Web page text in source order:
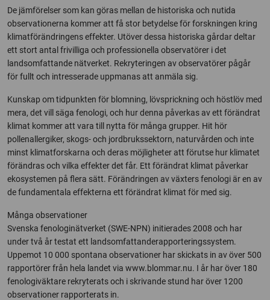
De jämförelser som kan göras mellan de historiska och nutida
observationerna kommer att få stor betydelse för forskningen kring
klimatförändringens effekter. Utöver dessa historiska gårdar deltar
ett stort antal frivilliga och professionella observatörer i det
landsomfattande nätverket. Rekryteringen av observatörer pågår
för fullt och intresserade uppmanas att anmäla sig.
Kunskap om tidpunkten för blomning, lövsprickning och höstlöv med
mera, det vill säga fenologi, och hur denna påverkas av ett förändrat
klimat kommer att vara till nytta för många grupper. Hit hör
pollenallergiker, skogs- och jordbrukssektorn, naturvården och inte
minst klimatforskarna och deras möjligheter att förutse hur klimatet
förändras och vilka effekter det får. Ett förändrat klimat påverkar
ekosystemen på flera sätt. Förändringen av växters fenologi är en av
de fundamentala effekterna ett förändrat klimat för med sig.
Många observationer
Svenska fenologinätverket (SWE-NPN) initierades 2008 och har
under två år testat ett landsomfattanderapporteringssystem.
Uppemot 10 000 spontana observationer har skickats in av över 500
rapportörer från hela landet via www.blommar.nu. I år har över 180
fenologiväktare rekryterats och i skrivande stund har över 1200
observationer rapporterats in.